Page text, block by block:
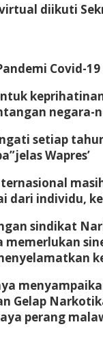
diikuti
Covid-
negara-
setiap
Wapres’
dari individu,
sindikat
Gelap
perang